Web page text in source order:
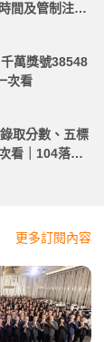
間及管制注意
萬獎號38548
次看
取分數、五標
看｜104落點
更多訂閱內容